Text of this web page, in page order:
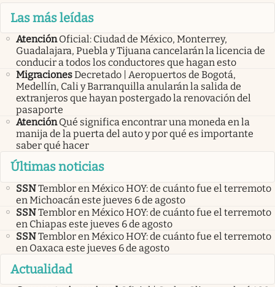
Las más leídas
Atención Oficial: Ciudad de México, Monterrey,
Guadalajara, Puebla y Tijuana cancelarán la licencia de
conducir a todos los conductores que hagan esto
MigracionesDecretado | Aeropuertos de Bogotá,
Medellín, Cali y Barranquilla anularán la salida de
extranjeros que hayan postergado la renovación del
pasaporte
Atención Qué significa encontrar una moneda en la
manija de la puerta del auto y por qué es importante
saber qué hacer
Últimas noticias
SSNTemblor en México HOY: de cuánto fue el terremoto
en Michoacán este jueves 6 de agosto
SSNTemblor en México HOY: de cuánto fue el terremoto
en Chiapas este jueves 6 de agosto
SSNTemblor en México HOY: de cuánto fue el terremoto
en Oaxaca este jueves 6 de agosto
Actualidad